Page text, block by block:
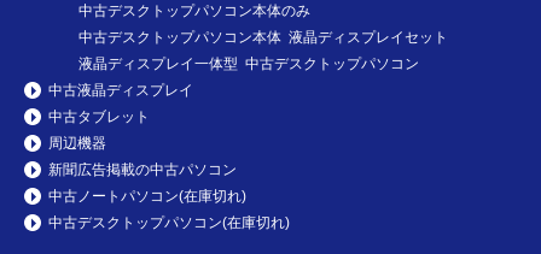
中古デスクトップパソコン本体のみ
中古デスクトップパソコン本体 液晶ディスプレイセット
液晶ディスプレイ一体型 中古デスクトップパソコン
中古液晶ディスプレイ
中古タブレット
周辺機器
新聞広告掲載の中古パソコン
中古ノートパソコン(在庫切れ)
中古デスクトップパソコン(在庫切れ)